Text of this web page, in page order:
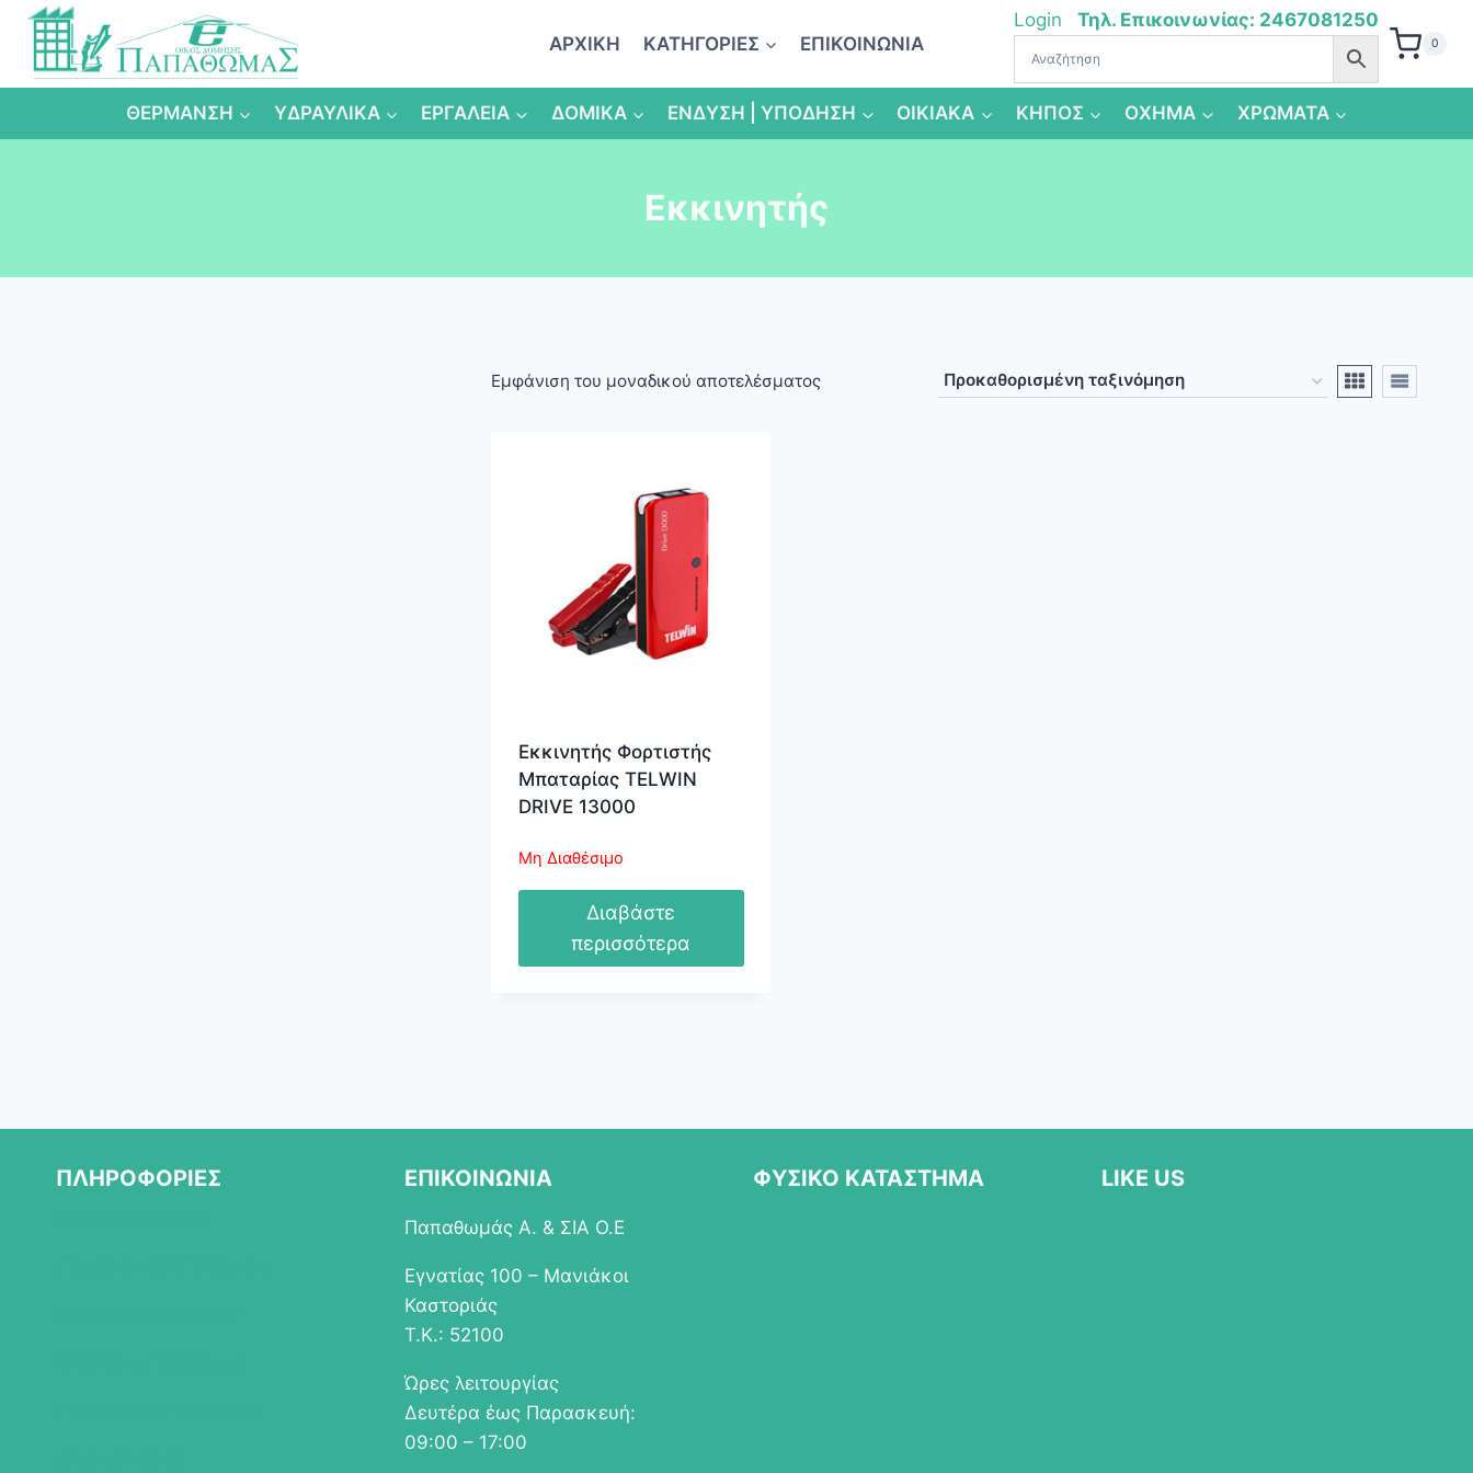
Skip
content
ΑΡΧΙΚΗ ΚΑΤΗΓΟΡΙΕΣ ΕΠΙΚΟΙΝΩΝΙΑ
Login Τηλ. Επικοινωνίας: 2467081250
0
ΘΕΡΜΑΝΣΗ ΥΔΡΑΥΛΙΚΑ ΕΡΓΑΛΕΙΑ ΔΟΜΙΚΑ ΕΝΔΥΣΗ | ΥΠΟΔΗΣΗ ΟΙΚΙΑΚΑ ΚΗΠΟΣ ΟΧΗΜΑ ΧΡΩΜΑΤΑ
Εκκινητής
Εμφάνιση του μοναδικού αποτελέσματος
Εκκινητής Φορτιστής
Μπαταρίας TELWIN
DRIVE 13000
Μη Διαθέσιμο
Διαβάστε
περισσότερα
ΠΛΗΡΟΦΟΡΙΕΣ ΕΠΙΚΟΙΝΩΝΙΑ
Παπαθωμάς Α. & ΣΙΑ Ο.Ε
Εγνατίας 100 – Μανιάκοι
Καστοριάς
Τ.Κ.: 52100
Ώρες λειτουργίας
Δευτέρα έως Παρασκευή:
09:00 – 17:00
ΦΥΣΙΚΟ ΚΑΤΑΣΤΗΜΑ LIKE US